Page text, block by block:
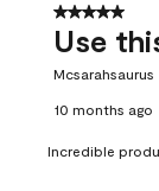
5 out of 5
Use
Mcsarahsaurus
10 months ago
Incredible